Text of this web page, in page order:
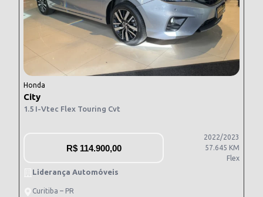
Honda
City
1.5 I-Vtec Flex Touring Cvt
R$114.900,00
2022/2023
57.645 KM
Flex
Liderança Automóveis
Curitiba – PR